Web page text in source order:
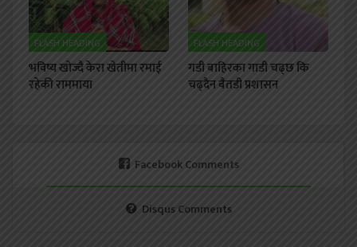
FLASH HEADING
भविष्य खोज्दै केरा खेतीमा रमाई
रहेकी राममाया
FLASH HEADING
गडी बाहिरका गाडी चढ्छ कि
चढ्दैन बैतडी प्रशासन
Facebook Comments
Disqus Comments